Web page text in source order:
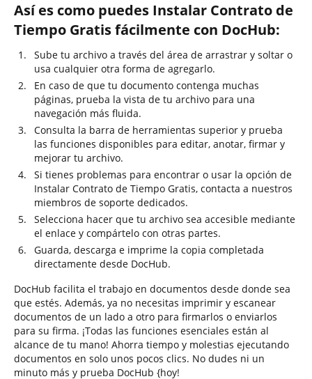
Así es como puedes Instalar Contrato de
Tiempo Gratis fácilmente con DocHub:
Sube tu archivo a través del área de arrastrar y soltar o
usa cualquier otra forma de agregarlo.
En caso de que tu documento contenga muchas
páginas, prueba la vista de tu archivo para una
navegación más fluida.
Consulta la barra de herramientas superior y prueba
las funciones disponibles para editar, anotar, firmar y
mejorar tu archivo.
Si tienes problemas para encontrar o usar la opción de
Instalar Contrato de Tiempo Gratis, contacta a nuestros
miembros de soporte dedicados.
Selecciona hacer que tu archivo sea accesible mediante
el enlace y compártelo con otras partes.
Guarda, descarga e imprime la copia completada
directamente desde DocHub.
DocHub facilita el trabajo en documentos desde donde sea
que estés. Además, ya no necesitas imprimir y escanear
documentos de un lado a otro para firmarlos o enviarlos
para su firma. ¡Todas las funciones esenciales están al
alcance de tu mano! Ahorra tiempo y molestias ejecutando
documentos en solo unos pocos clics. No dudes ni un
minuto más y prueba DocHub {hoy!